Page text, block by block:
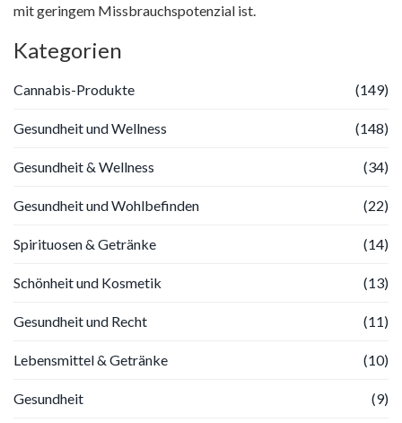
mit geringem Missbrauchspotenzial ist.
Kategorien
Cannabis-Produkte (149)
Gesundheit und Wellness (148)
Gesundheit & Wellness (34)
Gesundheit und Wohlbefinden (22)
Spirituosen & Getränke (14)
Schönheit und Kosmetik (13)
Gesundheit und Recht (11)
Lebensmittel & Getränke (10)
Gesundheit (9)